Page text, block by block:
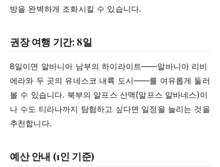
방을 완벽하게 조화시킬 수 있습니다.
권장 여행 기간: 8일
8일이면 알바니아 남부의 하이라이트——알바니아 리비
에라와 두 곳의 유네스코 내륙 도시——를 여유롭게 둘러
볼 수 있습니다. 북부의 알프스 산맥(알프스 알바네스)이
나 수도 티라나까지 탐험하고 싶다면 일정을 늘리는 것을
추천합니다.
예산 안내 (1인 기준)